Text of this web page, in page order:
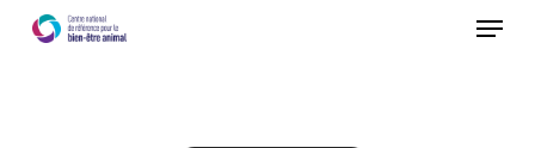
Menu